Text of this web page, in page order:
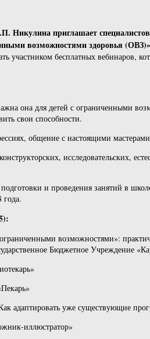
Никулина приглашает
возможностями здоровья (ОВЗ)»
участником бесплатных вебинаров,
она для детей с ограниченными
свои способности.
общение с настоящими мастерами
исследовательских,
и проведения занятий в
года.
возможностями»:
Бюджетное Учреждение
адаптировать уже существующие
иллюстратор»